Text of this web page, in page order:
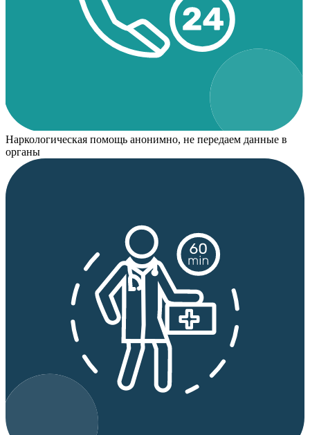
Наркологическая помощь анонимно, не передаем данные в
органы